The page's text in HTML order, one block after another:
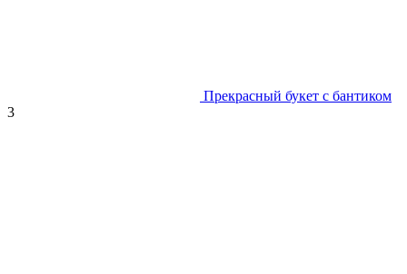
Прекрасный букет с бантиком
3